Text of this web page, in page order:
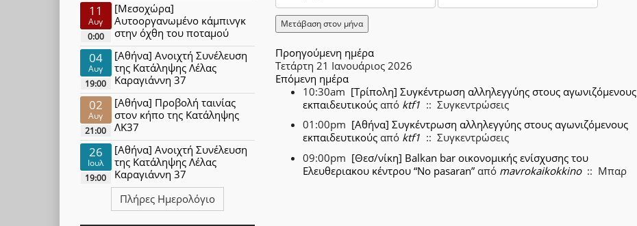
Μετάβαση στον μήνα
Προηγούμενη ημέρα
Τετάρτη 21 Ιανουάριος 2026
Επόμενη ημέρα
10:30am [Τρίπολη] Συγκέντρωση αλληλεγγύης στους αγωνιζόμενους
εκπαιδευτικούς από ktf1 :: Συγκεντρώσεις
01:00pm [Αθήνα] Συγκέντρωση αλληλεγγύης στους αγωνιζόμενους
εκπαιδευτικούς από ktf1 :: Συγκεντρώσεις
09:00pm [Θεσ/νίκη] Balkan bar οικονομικής ενίσχυσης του
Ελευθεριακου κέντρου “No pasaran” από mavrokaikokkino:: Μπαρ
11
Αυγ
0:00
[Μεσοχώρα]
Αυτοοργανωμένο κάμπινγκ
στην όχθη του ποταμού
04
Αυγ
19:00
[Αθήνα] Ανοιχτή Συνέλευση
της Κατάληψης Λέλας
Καραγιάννη 37
02
Αυγ
21:00
[Αθήνα] Προβολή ταινίας
στον κήπο της Κατάληψης
ΛΚ37
26
Ιουλ
19:00
[Αθήνα] Ανοιχτή Συνέλευση
της Κατάληψης Λέλας
Καραγιάννη 37
Πλήρες Ημερολόγιο